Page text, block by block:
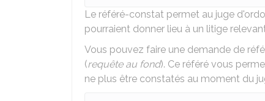
Le référé-constat permet au juge
pourraient donner lieu à un litige
Vous pouvez faire une demande de
(requête au fond). Ce référé vous
ne plus être constatés au moment du